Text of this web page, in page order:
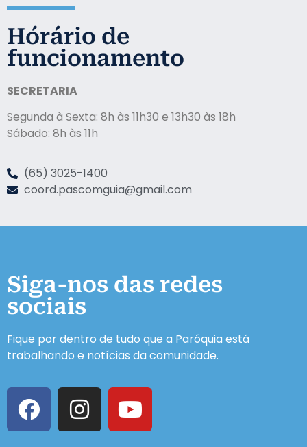
Ho´rário de
funcionamento
SECRETARIA
Segunda à Sexta: 8h às 11h30 e 13h30 às 18h
Sábado: 8h às 11h
(65) 3025-1400
coord.pascomguia@gmail.com
Siga-nos das redes
sociais
Fique por dentro de tudo que a Paróquia está
trabalhando e notícias da comunidade.